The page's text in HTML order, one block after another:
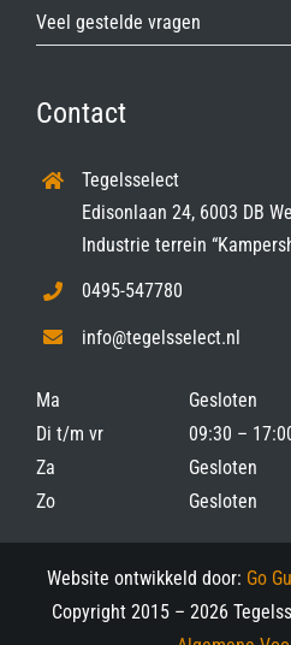
Veel gestelde vragen
Contact
Tegelsselect
Edisonlaan 24, 6003 DB
Industrie terrein
0495-547780
info@tegelsselect.nl
Ma
Gesloten
Di t/m vr
09:30 –
Za
Gesloten
Zo
Gesloten
Website ontwikkeld door: Go
Copyright 2015 – 2026